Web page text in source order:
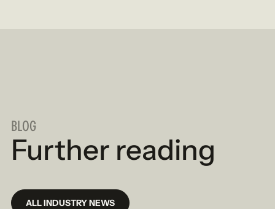
BLOG
Further reading
ALL INDUSTRY NEWS